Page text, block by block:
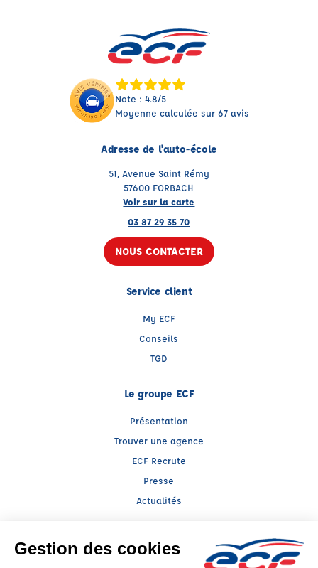
Note : 4.8/5
Moyenne calculée sur 67 avis
Adresse de l'auto-école
51, Avenue Saint Rémy
57600 FORBACH
Voir sur la carte
03 87 29 35 70
NOUS CONTACTER
Service client
My ECF
Conseils
TGD
Le groupe ECF
Présentation
Trouver une agence
ECF Recrute
Presse
Actualités
Facebook (nouvelle fenêtre)
Instagram (nouvelle fenêtre)
LinkedIn (nouvelle fenêtre)
YouTube (nouvelle